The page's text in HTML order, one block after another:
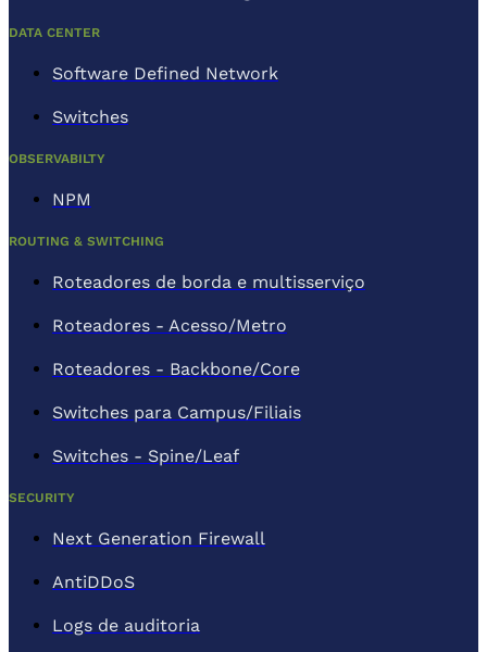
DATA CENTER
Software Defined Network
Switches
OBSERVABILTY
NPM
ROUTING & SWITCHING
Roteadores de borda e multisserviço
Roteadores - Acesso/Metro
Roteadores - Backbone/Core
Switches para Campus/Filiais
Switches - Spine/Leaf
SECURITY
Next Generation Firewall
AntiDDoS
Logs de auditoria